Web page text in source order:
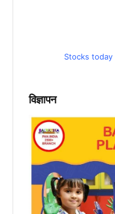
Stocks today
विज्ञापन